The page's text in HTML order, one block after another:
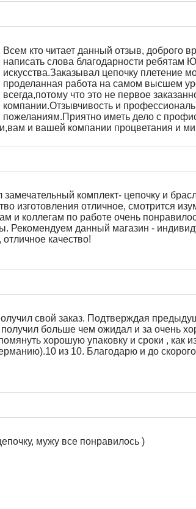
Всем кто читает данный отзыв, доброго
написать слова благодарности
искусства.Заказывал цепочку плетение
проделанная работа на самом высшем
всегда,потому что это не первое
компании.Отзывчивость и
пожеланиям.Приятно иметь дело с
и вашей компании процветания и
комплект- цепочку и
изготовления отличное, смотрится
и коллегам по работе очень
Рекомендуем данный магазин -
качество!
свой заказ. Подтверждая
получил больше чем ожидал и за очень
хорошую упаковку и сроки , как
из 10. Благодарю и до
мужу все понравилось )